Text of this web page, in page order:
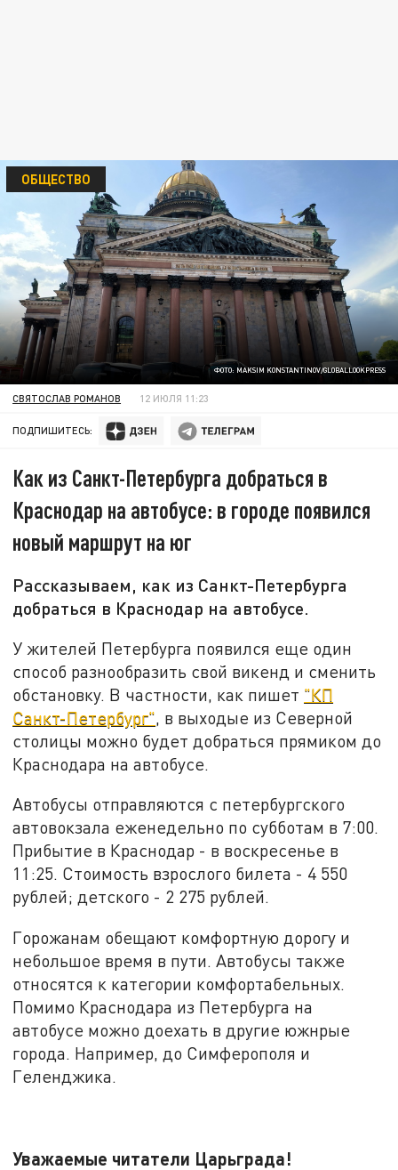
ФОТО: MAKSIM KONSTANTINOV/GLOBALLOOKPRESS
ОБЩЕСТВО
СВЯТОСЛАВ РОМАНОВ 12 ИЮЛЯ 11:23
ПОДПИШИТЕСЬ:
Как из Санкт-Петербурга добраться в
Краснодар на автобусе: в городе появился
новый маршрут на юг
Рассказываем, как из Санкт-Петербурга
добраться в Краснодар на автобусе.
У жителей Петербурга появился еще один
способ разнообразить свой викенд и сменить
обстановку. В частности, как пишет "КП
Санкт-Петербург", в выходые из Северной
столицы можно будет добраться прямиком до
Краснодара на автобусе.
Автобусы отправляются с петербургского
автовокзала еженедельно по субботам в 7:00.
Прибытие в Краснодар - в воскресенье в
11:25. Стоимость взрослого билета - 4 550
рублей; детского - 2 275 рублей.
Горожанам обещают комфортную дорогу и
небольшое время в пути. Автобусы также
относятся к категории комфортабельных.
Помимо Краснодара из Петербурга на
автобусе можно доехать в другие южнрые
города. Например, до Симферополя и
Геленджика.
Уважаемые читатели Царьграда!